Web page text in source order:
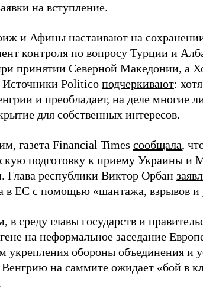
на вступление.
и Афины настаивают на
контроля по вопросу Турции и
принятии Северной Македонии, а
Politico подчеркивают:
и преобладает, на деле многие
для собственных интересов.
газета Financial Times сообщала,
подготовку к приему Украины и
Глава республики Виктор Орбан
в ЕС с помощью «шантажа, взрывов и
в среду главы государств и
на неформальное заседание
укрепления обороны объединения
на саммите ожидает «бой в